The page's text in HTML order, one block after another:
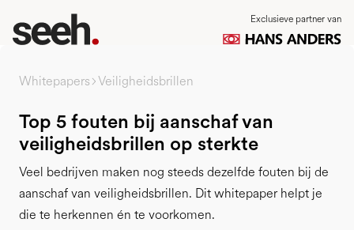
Exclusieve partner van
Whitepapers Veiligheidsbrillen
Top 5 fouten bij aanschaf van
veiligheidsbrillen op sterkte
Veel bedrijven maken nog steeds dezelfde fouten bij de
aanschaf van veiligheidsbrillen. Dit whitepaper helpt je
die te herkennen én te voorkomen.